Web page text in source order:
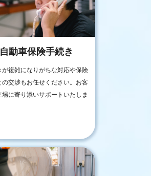
自動車保険手続き
が複雑になりがちな対応や保険
の交渉もお任せください。お客
場に寄り添いサポートいたしま